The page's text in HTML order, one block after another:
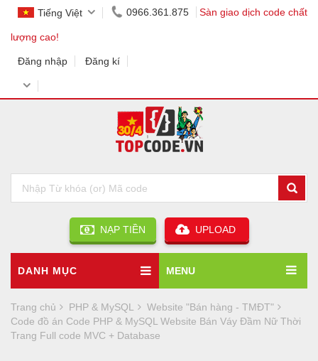
Tiếng Việt 0966.361.875 Sàn giao dịch code chất
lượng cao!
Đăng nhập Đăng kí
NẠP TIỀN UPLOAD
DANH MỤC MENU
Trang chủ PHP & MySQL
Website "Bán hàng - TMĐT"
Code đồ án Code PHP & MySQL Website Bán Váy Đầm Nữ Thời
Trang Full code MVC + Database